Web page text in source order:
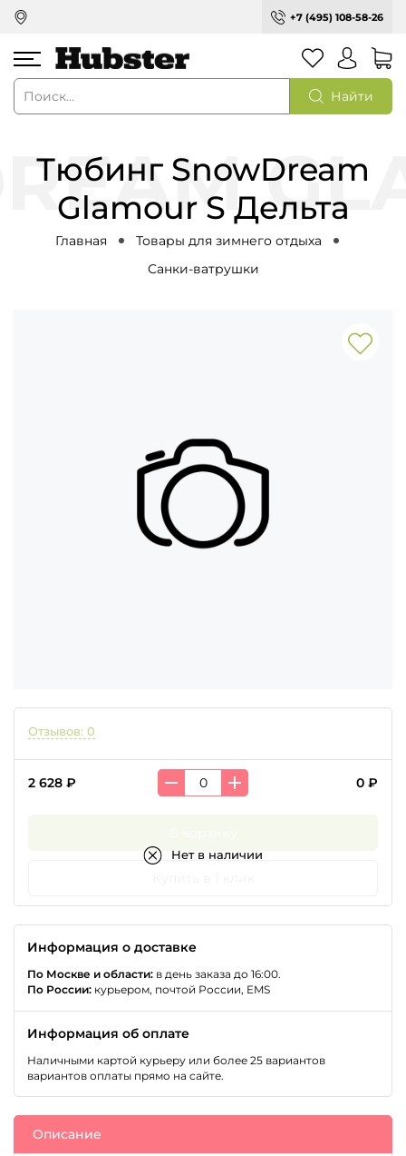
+7 (495) 108-58-26
Найти
Тюбинг SnowDream
Glamour S Дельта
Главная
Товары для зимнего отдыха
Санки-ватрушки
Отзывов: 0
2 628 ₽ 0 ₽
Нет в наличии
Информация о доставке
По Москве и области: в день заказа до 16:00.
По России: курьером, почтой России, EMS
Информация об оплате
Наличными картой курьеру или более 25 вариантов
вариантов оплаты прямо на сайте.
Описание